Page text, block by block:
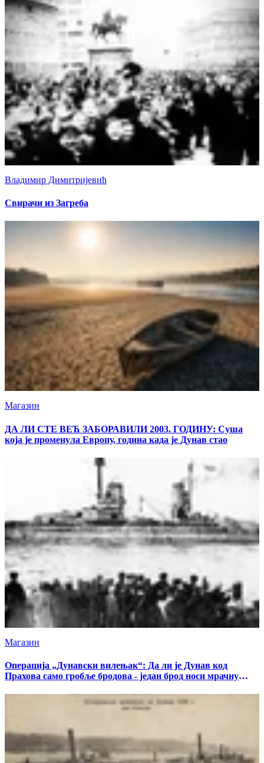
Владимир Димитријевић
Свирачи из Загреба
Магазин
ДА ЛИ СТЕ ВЕЋ ЗАБОРАВИЛИ 2003. ГОДИНУ: Суша
која је променула Европу, година када је Дунав стао
Магазин
Операција „Дунавски вилењак“: Да ли је Дунав код
Прахова само гробље бродова - један брод носи мрачну